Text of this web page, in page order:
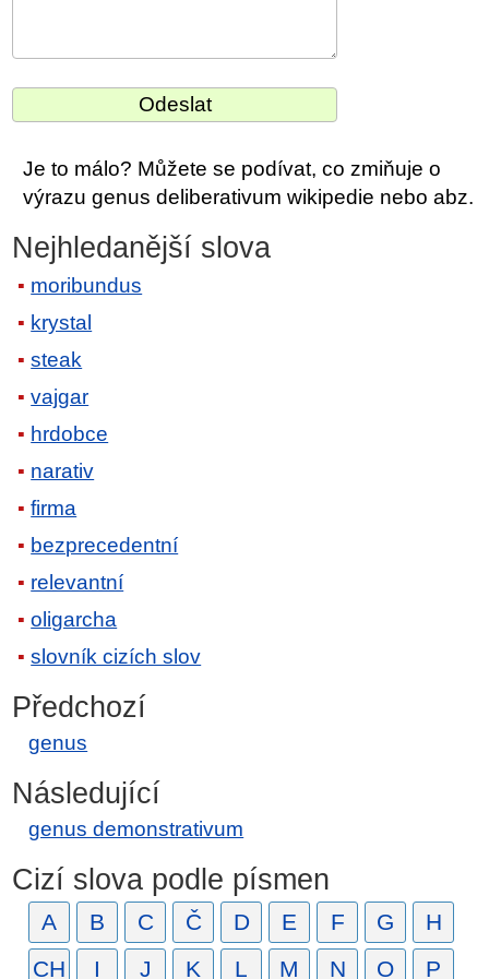
Je to málo? Můžete se podívat, co zmiňuje o
výrazu genus deliberativum wikipedie nebo abz.
Nejhledanější slova
moribundus
krystal
steak
vajgar
hrdobce
narativ
firma
bezprecedentní
relevantní
oligarcha
slovník cizích slov
Předchozí
genus
Následující
genus demonstrativum
Cizí slova podle písmen
A B C Č D E F G
H
CH
I J K L M N O P